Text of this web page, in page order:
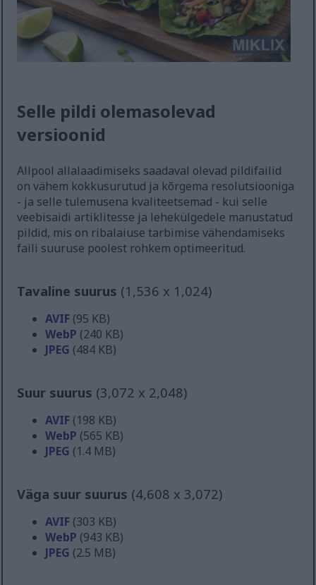
Selle pildi olemasolevad
versioonid
Allpool allalaadimiseks saadaval olevad pildifailid
on vähem kokkusurutud ja kõrgema resolutsiooniga
- ja selle tulemusena kvaliteetsemad - kui selle
veebisaidi artiklitesse ja lehekülgedele manustatud
pildid, mis on ribalaiuse tarbimise vähendamiseks
faili suuruse poolest rohkem optimeeritud.
Tavaline suurus (1,536 x 1,024)
AVIF (95 KB)
WebP (240 KB)
JPEG (484 KB)
Suur suurus (3,072 x 2,048)
AVIF (198 KB)
WebP (565 KB)
JPEG (1.4 MB)
Väga suur suurus (4,608 x 3,072)
AVIF (303 KB)
WebP (943 KB)
JPEG (2.5 MB)